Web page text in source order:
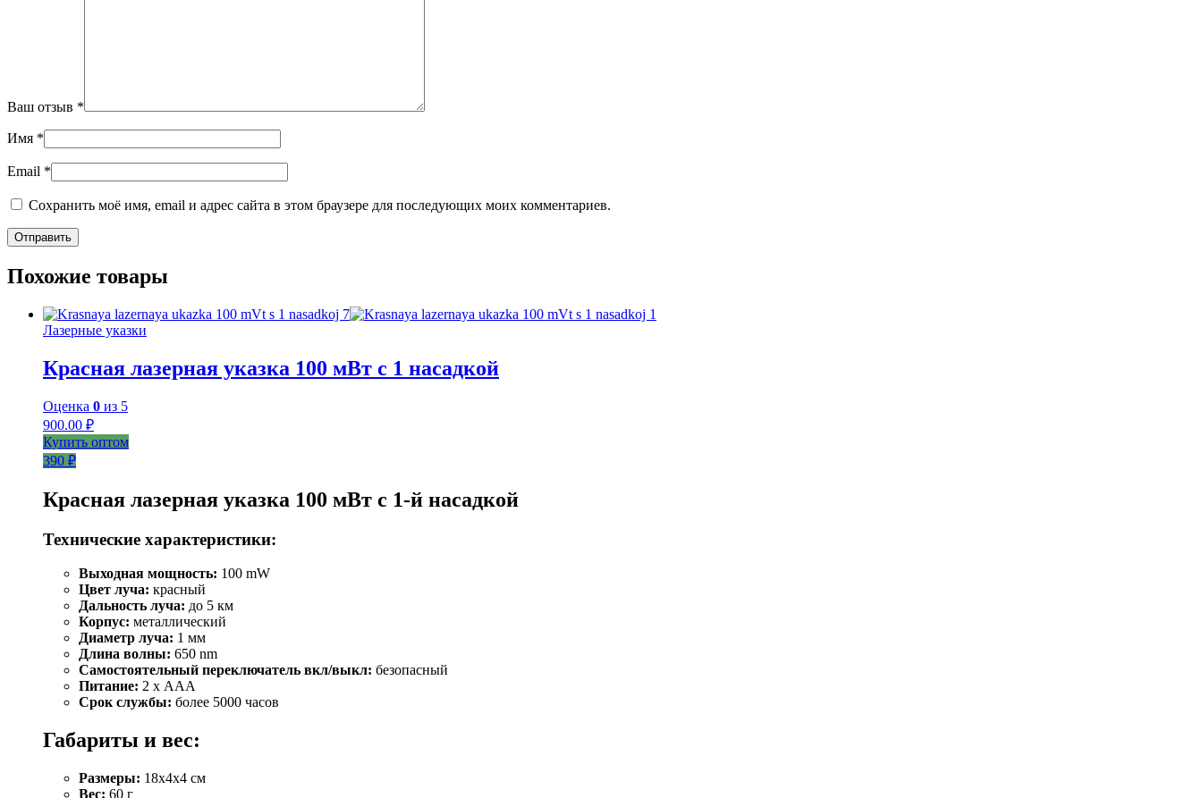
Ваш отзыв *
Имя *
Email *
Сохранить моё имя, email и адрес сайта в этом браузере для последующих моих комментариев.
Похожие товары
Лазерные указки
Красная лазерная указка 100 мВт с 1 насадкой
Оценка 0 из 5
900.00 ₽
Купить оптом
390 ₽
Красная лазерная указка 100 мВт с 1-й насадкой
Технические характеристики:
Выходная мощность: 100 mW
Цвет луча: красный
Дальность луча: до 5 км
Корпус: металлический
Диаметр луча: 1 мм
Длина волны: 650 nm
Самостоятельный переключатель вкл/выкл: безопасный
Питание: 2 х ААА
Срок службы: более 5000 часов
Габариты и вес:
Размеры: 18х4х4 см
Вес: 60 г